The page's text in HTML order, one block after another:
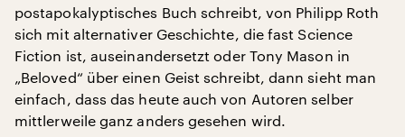
postapokalyptisches Buch schreibt, von Philipp Roth
sich mit alternativer Geschichte, die fast Science
Fiction ist, auseinandersetzt oder Tony Mason in
„Beloved“ über einen Geist schreibt, dann sieht man
einfach, dass das heute auch von Autoren selber
mittlerweile ganz anders gesehen wird.